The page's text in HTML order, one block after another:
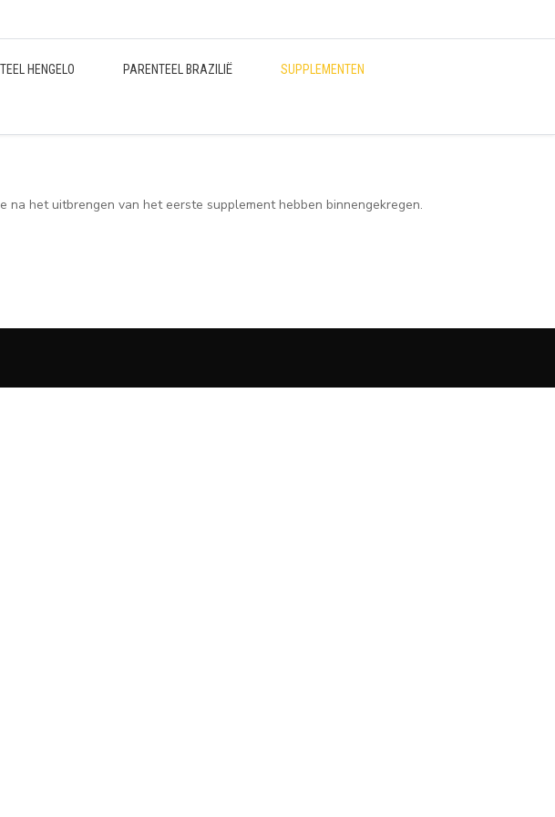
HENGELO PARENTEEL BRAZILIË SUPPLEMENTEN
het uitbrengen van het eerste supplement hebben binnengekregen.